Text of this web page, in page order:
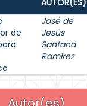
AUTOR(ES)
de
José de
Jesús
Santana
Ramírez